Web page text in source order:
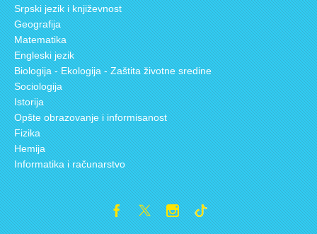
Srpski jezik i književnost
Geografija
Matematika
Engleski jezik
Biologija - Ekologija - Zaštita životne sredine
Sociologija
Istorija
Opšte obrazovanje i informisanost
Fizika
Hemija
Informatika i računarstvo